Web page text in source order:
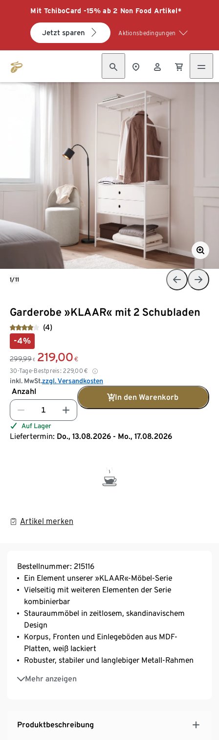
Mit TchiboCard -15% ab 2 Non Food Artikel*
Jetzt sparen Aktionsbedingungen
Garderobe »KLAAR« mit 2 Schubladen
(4)
-4%
299,99 € 219,00 €
30-Tage-Bestpreis: 229,00 €
inkl. MwSt.zzgl. Versandkosten
Anzahl
In den Warenkorb
Auf Lager
Liefertermin: Do., 13.08.2026 - Mo., 17.08.2026
Artikel merken
1/11
Bestellnummer: 215116
Ein Element unserer »KLAAR«-Möbel-Serie
Vielseitig mit weiteren Elementen der Serie
kombinierbar
Stauraummöbel in zeitlosem, skandinavischem
Design
Korpus, Fronten und Einlegeböden aus MDF-
Platten, weiß lackiert
Robuster, stabiler und langlebiger Metall-Rahmen
Mehr anzeigen
Rahmen aus pulverbeschichtetem Stahl, weiß
Höhenverstellbare Füße für einen sicheren Stand
Produktbeschreibung